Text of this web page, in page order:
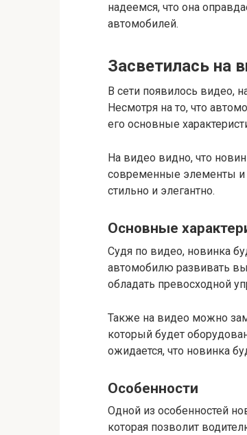
надеемся, что она
автомобилей.
Засветилась на
В сети появилось видео,
Несмотря на то, что
его основные
На видео видно, что
современные элементы и
стильно и элегантно.
Основные
Судя по видео, новинка
автомобилю развивать
обладать превосходной
Также на видео можно
который будет
ожидается, что новинка
Особенности
Одной из особенностей
которая позволит